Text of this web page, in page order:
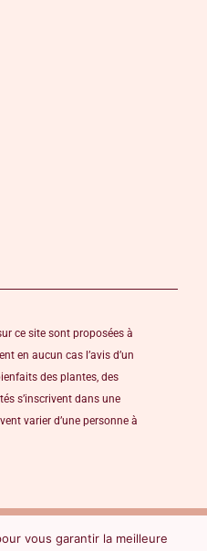
ce site sont proposées à
en aucun cas l’avis d’un
des plantes, des
s’inscrivent dans une
varier d’une personne à
vous garantir la meilleure